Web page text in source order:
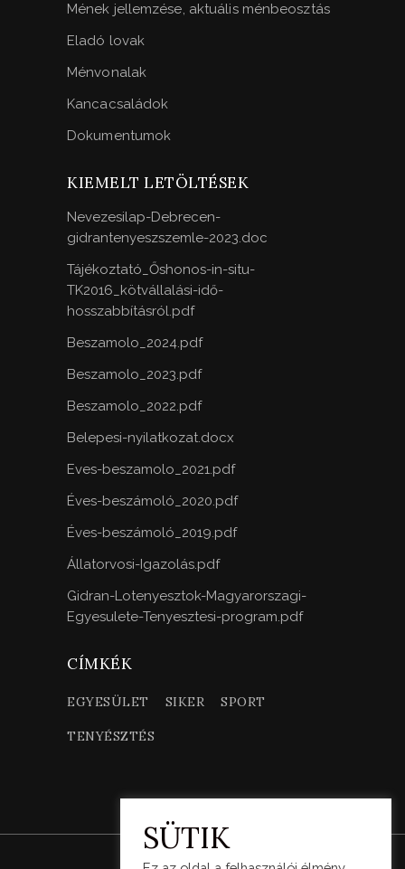
Mének jellemzése, aktuális ménbeosztás
Eladó lovak
Ménvonalak
Kancacsaládok
Dokumentumok
KIEMELT LETÖLTÉSEK
Nevezesilap-Debrecen-
gidrantenyeszszemle-2023.doc
Tájékoztató_Őshonos-in-situ-
TK2016_kötvállalási-idő-
hosszabbításról.pdf
Beszamolo_2024.pdf
Beszamolo_2023.pdf
Beszamolo_2022.pdf
Belepesi-nyilatkozat.docx
Eves-beszamolo_2021.pdf
Éves-beszámoló_2020.pdf
Éves-beszámoló_2019.pdf
Állatorvosi-Igazolás.pdf
Gidran-Lotenyesztok-Magyarorszagi-
Egyesulete-Tenyesztesi-program.pdf
CÍMKÉK
EGYESÜLET SIKER SPORT
TENYÉSZTÉS
SÜTIK